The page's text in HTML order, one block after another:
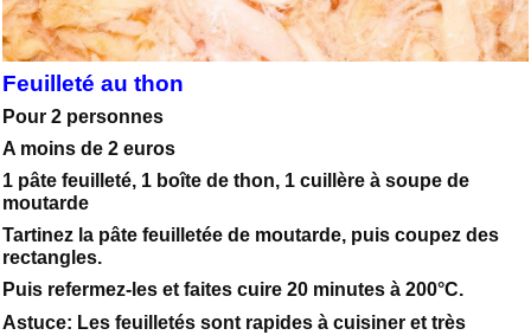
Feuilleté au thon
Pour 2 personnes
A moins de 2 euros
1 pâte feuilleté, 1 boîte de thon, 1 cuillère à soupe de
moutarde
Tartinez la pâte feuilletée de moutarde, puis coupez des
rectangles.
Puis refermez-les et faites cuire 20 minutes à 200°C.
Astuce: Les feuilletés sont rapides à cuisiner et très